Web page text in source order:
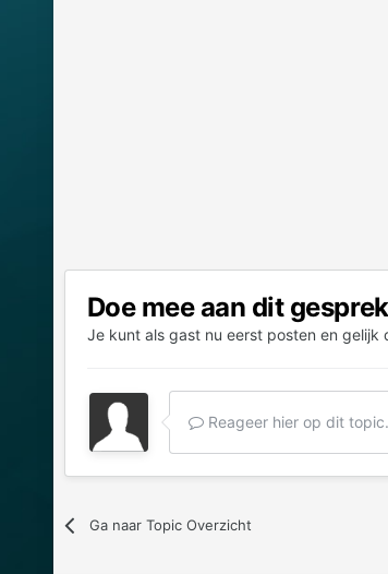
Doe mee aan dit gesprek
Je kunt als gast nu eerst posten en gelijk
Reageer hier op dit
Ga naar Topic Overzicht